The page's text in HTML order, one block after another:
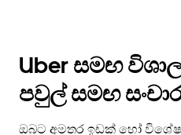
Uber සමඟ
පවුල් සමඟ
ඔබට අමතර ඉඩක් හෝ